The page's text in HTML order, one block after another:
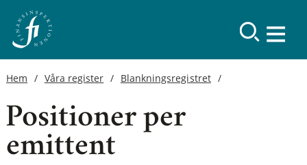
Hem Våra register Blankningsregistret
Positioner per
emittent